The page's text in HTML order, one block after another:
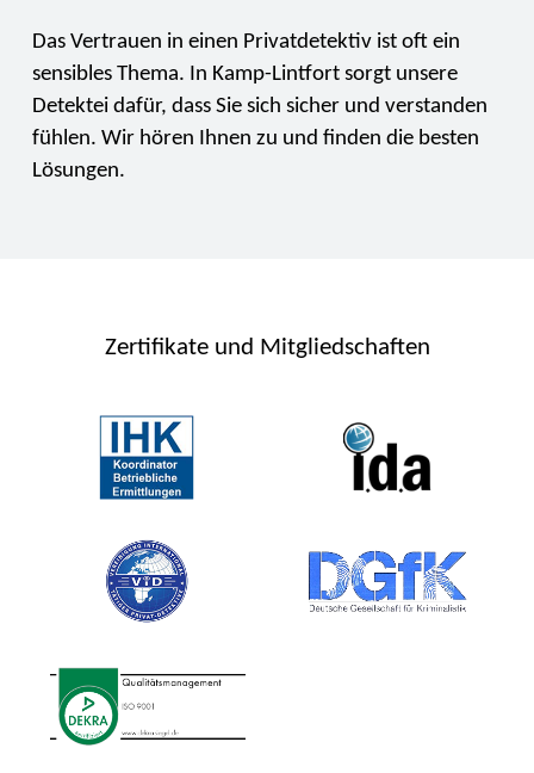
Das Vertrauen in einen Privatdetektiv ist oft ein
sensibles Thema. In Kamp-Lintfort sorgt unsere
Detektei dafür, dass Sie sich sicher und verstanden
fühlen. Wir hören Ihnen zu und finden die besten
Lösungen.
Zertifikate und Mitgliedschaften